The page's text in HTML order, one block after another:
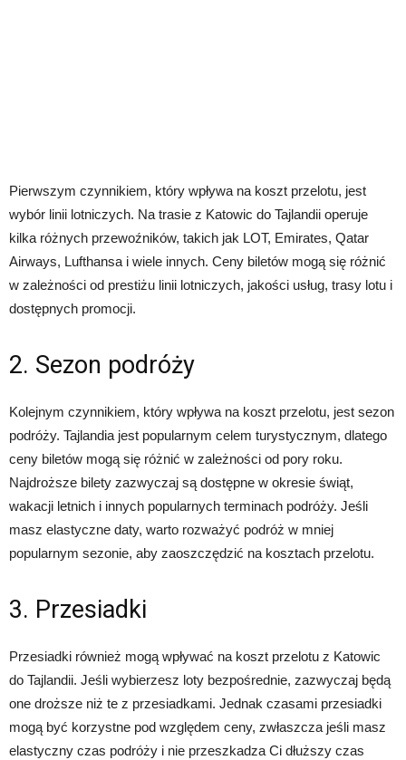
Pierwszym czynnikiem, który wpływa na koszt przelotu, jest
wybór linii lotniczych. Na trasie z Katowic do Tajlandii operuje
kilka różnych przewoźników, takich jak LOT, Emirates, Qatar
Airways, Lufthansa i wiele innych. Ceny biletów mogą się różnić
w zależności od prestiżu linii lotniczych, jakości usług, trasy lotu i
dostępnych promocji.
2. Sezon podróży
Kolejnym czynnikiem, który wpływa na koszt przelotu, jest sezon
podróży. Tajlandia jest popularnym celem turystycznym, dlatego
ceny biletów mogą się różnić w zależności od pory roku.
Najdroższe bilety zazwyczaj są dostępne w okresie świąt,
wakacji letnich i innych popularnych terminach podróży. Jeśli
masz elastyczne daty, warto rozważyć podróż w mniej
popularnym sezonie, aby zaoszczędzić na kosztach przelotu.
3. Przesiadki
Przesiadki również mogą wpływać na koszt przelotu z Katowic
do Tajlandii. Jeśli wybierzesz loty bezpośrednie, zazwyczaj będą
one droższe niż te z przesiadkami. Jednak czasami przesiadki
mogą być korzystne pod względem ceny, zwłaszcza jeśli masz
elastyczny czas podróży i nie przeszkadza Ci dłuższy czas